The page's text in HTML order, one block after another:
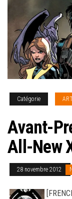
Catégorie
Avant-
All-New
28 novembre 2012